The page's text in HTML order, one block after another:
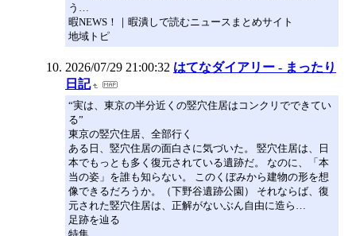
う…
暇NEWS！｜暇潰しで読むニュースまとめサイト
地域トピ
2026/07/29 21:00:32 はてなダイアリー - まったり
日記
“実は、東京の半分近くの竪穴住居はコンクリでできてい
る”
東京の竪穴住居、全部行く
ある日、竪穴住居の面白さに気づいた。 竪穴住居は、日
本でもっとも多く復元されている遺跡だ。 なのに、「本
当の姿」を誰も知らない。 このくぼみから建物の形を想
像できるだろうか。（下野谷遺跡公園） それならば、復
元された竪穴住居は、正解がないぶん自由に造ら…
足跡を辿る